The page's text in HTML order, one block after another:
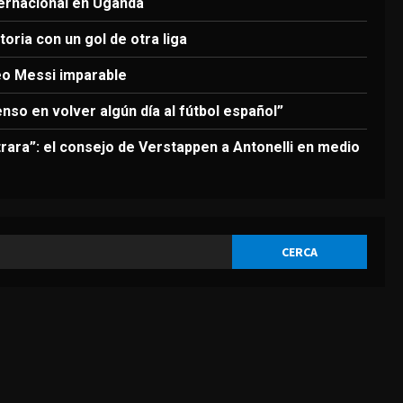
4
DEPORTES
Agosto 6, 2026
5
DEPORTES
Agosto 6, 2026
con un gol de otra liga
Messi imparable
en volver algún día al fútbol español”
el consejo de Verstappen a Antonelli en medio